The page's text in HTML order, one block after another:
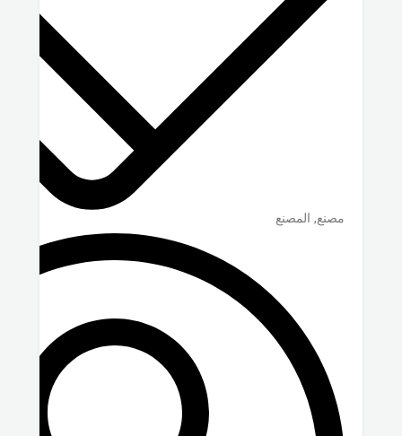
مصنع, المصنع